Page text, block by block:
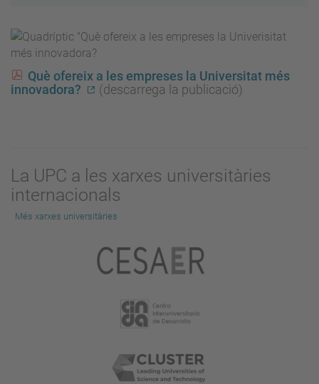
Què ofereix a les empreses la Universitat més
innovadora?
(descarrega la publicació)
La UPC a les xarxes universitàries
internacionals
Més xarxes universitàries